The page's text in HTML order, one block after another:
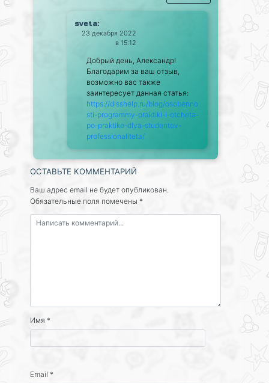
sveta:
23 декабря 2022
в 15:12
Добрый день, Александр!
Благодарим за ваш отзыв,
возможно вас также
заинтересует данная статья:
https://disshelp.ru/blog/osobenno
sti-programmy-praktiki-i-otcheta-
po-praktike-dlya-studentov-
professionaliteta/
ОСТАВЬТЕ КОММЕНТАРИЙ
Ваш адрес email не будет опубликован.
Обязательные поля помечены *
Имя *
Email *